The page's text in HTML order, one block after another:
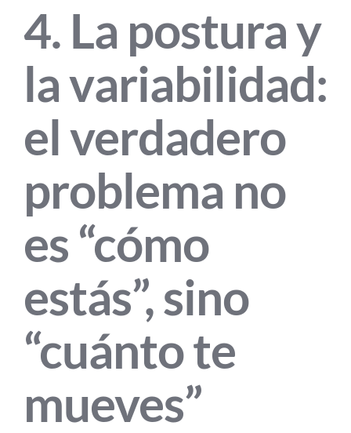
4. La postura y
la variabilidad:
el verdadero
problema no
es “cómo
estás”, sino
“cuánto te
mueves”